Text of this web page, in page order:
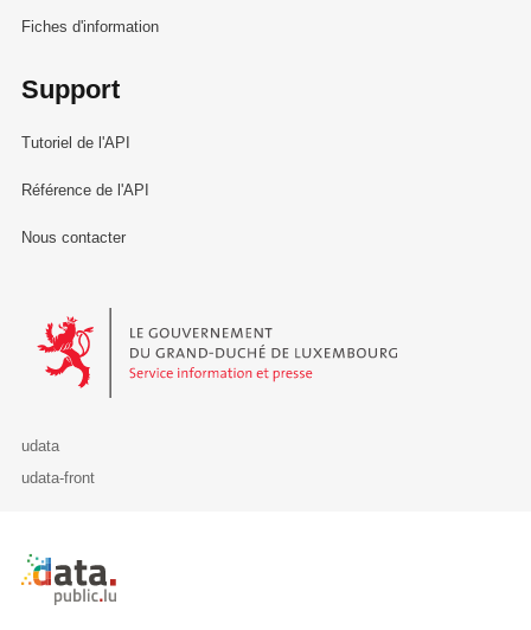
Fiches d'information
Support
Tutoriel de l'API
Référence de l'API
Nous contacter
Le Gouvernement du Grand-Duché de Luxembourg - Service
udata
udata-front
Retour à l'accueil de data.public.lu